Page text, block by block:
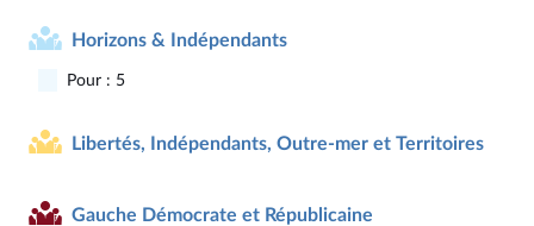
Horizons & Indépendants
Pour : 5
Libertés, Indépendants, Outre-mer et Territoires
Gauche Démocrate et Républicaine